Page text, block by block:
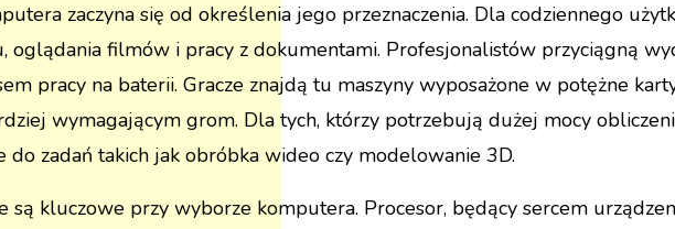
zaczyna się od określenia jego przeznaczenia. Dla codziennego
oglądania filmów i pracy z dokumentami. Profesjonalistów przyciągną
pracy na baterii. Gracze znajdą tu maszyny wyposażone w potężne
wymagającym grom. Dla tych, którzy potrzebują dużej mocy
do zadań takich jak obróbka wideo czy modelowanie 3D.
są kluczowe przy wyborze komputera. Procesor, będący sercem